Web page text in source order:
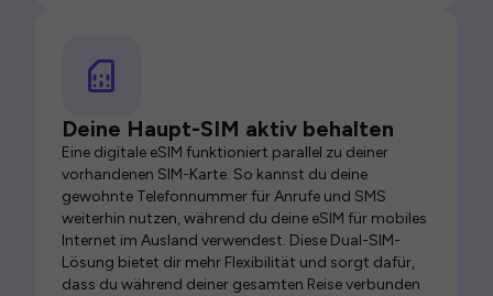
Deine Haupt-SIM aktiv behalten
Eine digitale eSIM funktioniert parallel zu deiner
vorhandenen SIM-Karte. So kannst du deine
gewohnte Telefonnummer für Anrufe und SMS
weiterhin nutzen, während du deine eSIM für mobiles
Internet im Ausland verwendest. Diese Dual-SIM-
Lösung bietet dir mehr Flexibilität und sorgt dafür,
dass du während deiner gesamten Reise verbunden